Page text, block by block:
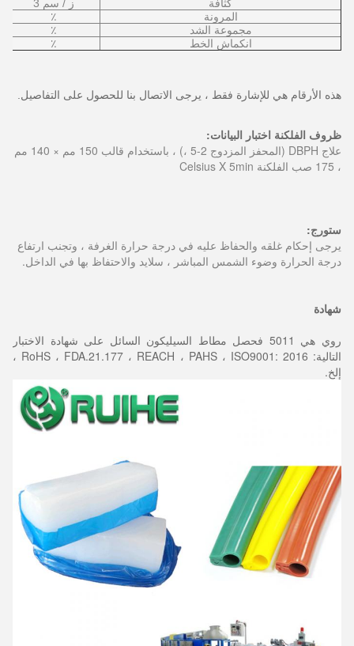
كثافة
ز / سم 3
المرونة
٪
مجموعة الشد
٪
انكماش الخط
٪
هذه الأرقام هي للإشارة فقط ، يرجى الاتصال بنا للحصول على التفاصيل.
ظروف الفلكنة اختبار البيانات:
علاج DBPH (المحفز المزدوج 2-5 ،) ، باستخدام قالب 150 مم × 140 مم
، 175
صب الفلكنة Celsius X 5min
ستورج:
يرجى إحكام غلقه والحفاظ عليه في درجة حرارة الغرفة ، وتجنب ارتفاع
درجة الحرارة وضوء الشمس المباشر ، سلايد والاحتفاظ بها في الداخل.
شهادة
روي هي 5011 ف
حصل مطاط السيليكون السائل على شهادة الاختبار
التالية: RoHS ، FDA.21.177 ، REACH ، PAHS ، ISO9001: 2016 ،
إلخ.